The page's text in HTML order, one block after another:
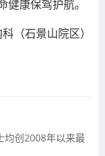
康保驾护航。
（石景山院区）
均创2008年以来最